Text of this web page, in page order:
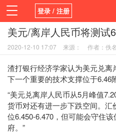
登录 / 注册
首页 新闻 观点
平台
指标EA 书籍
美元/离岸人民币将测试
2020-12-10 17:07 来源： 作者：佚名
渣打银行经济学家认为美元兑离
下一个重要的技术支撑位于6.46
“美元兑离岸人民币从5月峰值
货币对还有进一步下跌空间。
位6.450-6.470，但可能会守住
府。”